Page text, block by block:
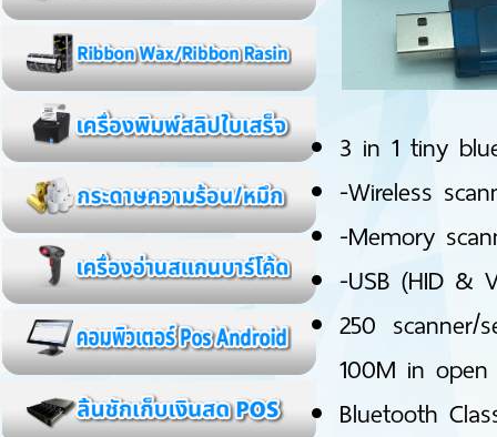
3 in 1 tiny
-Wireless
-Memory
-USB (HID &
250
100M in
Bluetooth